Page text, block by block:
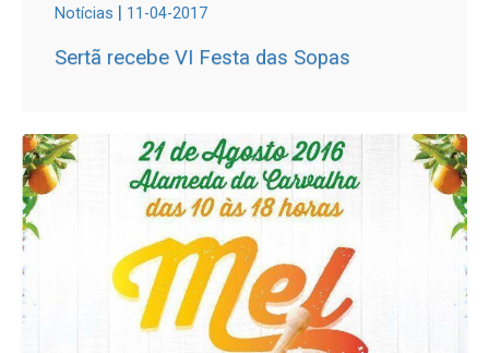
Notícias | 11-04-2017
Sertã recebe VI Festa das Sopas